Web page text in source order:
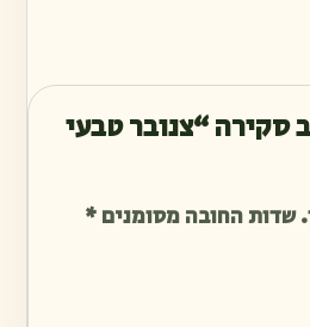
סקירה “צנובר טבעי
שדות החובה מסומנים*